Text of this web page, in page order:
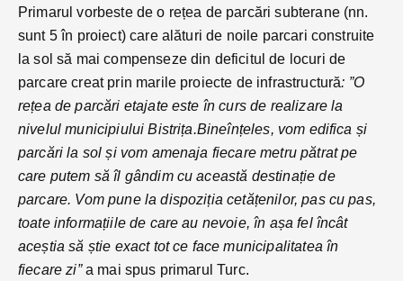
Primarul vorbeste de o rețea de parcări subterane (nn.
sunt 5 în proiect) care alături de noile parcari construite
la sol să mai compenseze din deficitul de locuri de
parcare creat prin marile proiecte de infrastructură: ”O
rețea de parcări etajate este în curs de realizare la
nivelul municipiului Bistrița.Bineînțeles, vom edifica și
parcări la sol și vom amenaja fiecare metru pătrat pe
care putem să îl gândim cu această destinație de
parcare. Vom pune la dispoziția cetățenilor, pas cu pas,
toate informațiile de care au nevoie, în așa fel încât
aceștia să știe exact tot ce face municipalitatea în
fiecare zi”a mai spus primarul Turc.